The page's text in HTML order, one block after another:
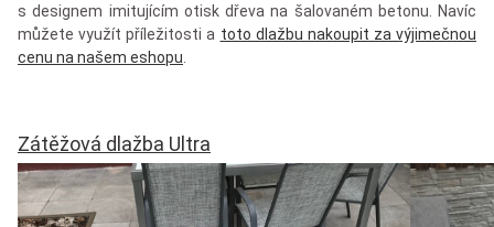
s designem imitujícím otisk dřeva na šalovaném betonu. Navíc
můžete využít příležitosti a toto dlažbu nakoupit za výjimečnou
cenu na našem eshopu
Zátěžová dlažba Ultra